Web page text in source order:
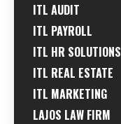
ITL AUDIT
ITL PAYROLL
ITL HR SOLUTIONS
ITL REAL ESTATE
ITL MARKETING
LAJOS LAW FIRM